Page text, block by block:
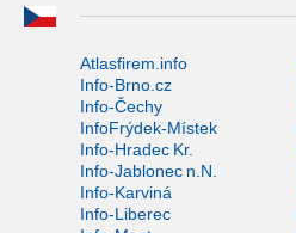
Atlasfirem.info
Info-Brno.cz
Info-Čechy
InfoFrýdek-Místek
Info-Hradec Kr.
Info-Jablonec n.N.
Info-Karviná
Info-Liberec